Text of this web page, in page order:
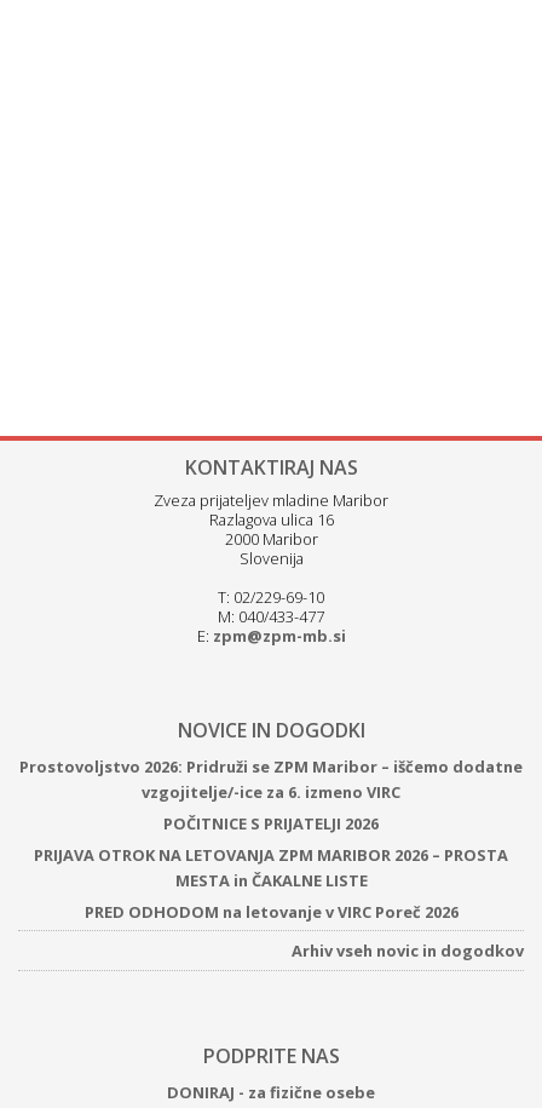
KONTAKTIRAJ NAS
Zveza prijateljev mladine Maribor
Razlagova ulica 16
2000 Maribor
Slovenija
T: 02/229-69-10
M: 040/433-477
E: zpm@zpm-mb.si
NOVICE IN DOGODKI
Prostovoljstvo 2026: Pridruži se ZPM Maribor – iščemo dodatne
vzgojitelje/-ice za 6. izmeno VIRC
POČITNICE S PRIJATELJI 2026
PRIJAVA OTROK NA LETOVANJA ZPM MARIBOR 2026 – PROSTA
MESTA in ČAKALNE LISTE
PRED ODHODOM na letovanje v VIRC Poreč 2026
Arhiv vseh novic in dogodkov
PODPRITE NAS
DONIRAJ - za fizične osebe